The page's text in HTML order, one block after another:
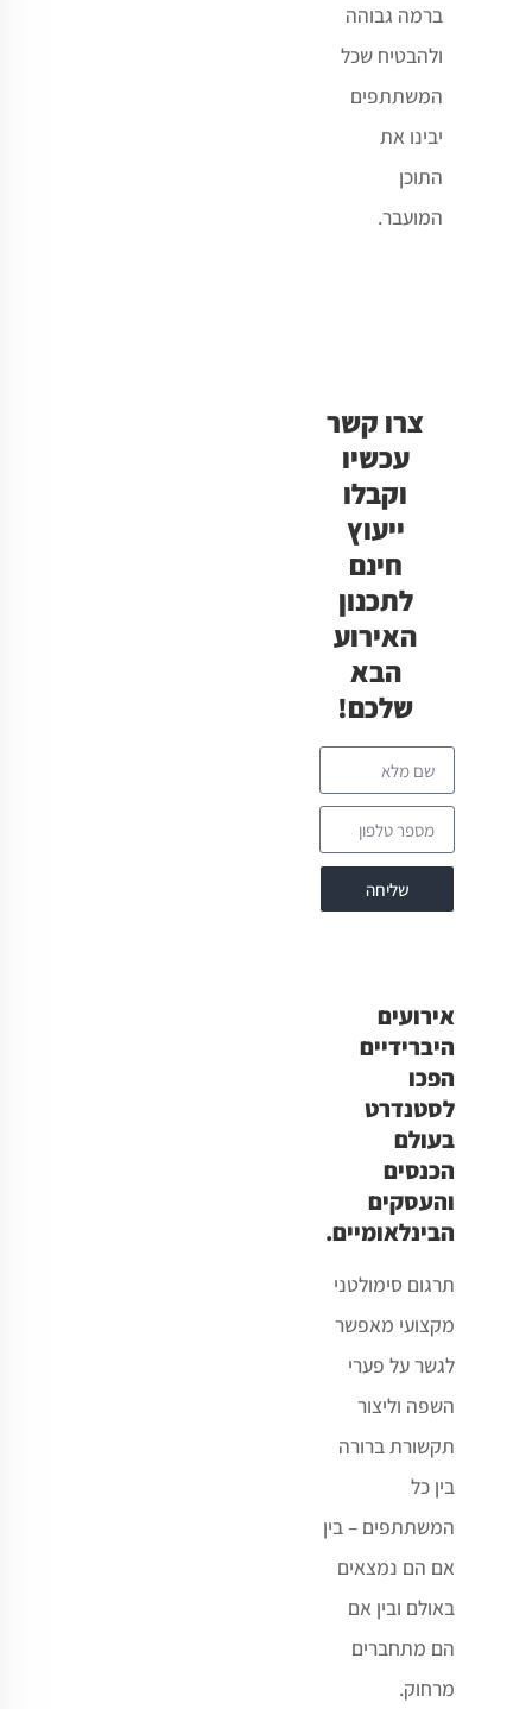
ברמה גבוהה
ולהבטיח שכל
המשתתפים
יבינו את
התוכן
המועבר.
צרו קשר
עכשיו
וקבלו
ייעוץ
חינם
לתכנון
האירוע
הבא
שלכם!
שליחה
אירועים
היברידיים
הפכו
לסטנדרט
בעולם
הכנסים
והעסקים
הבינלאומיים.
תרגום סימולטני
מקצועי מאפשר
לגשר על פערי
השפה וליצור
תקשורת ברורה
בין כל
המשתתפים – בין
אם הם נמצאים
באולם ובין אם
הם מתחברים
מרחוק.